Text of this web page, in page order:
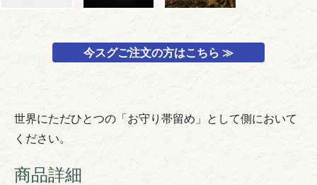
今スグご注文の方はこちら ≫
世界にただひとつの「お守り帯留め」として側において
ください。
商品詳細